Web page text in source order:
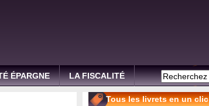
ÉPARGNE LA FISCALITÉ
Tous les livrets en un clic